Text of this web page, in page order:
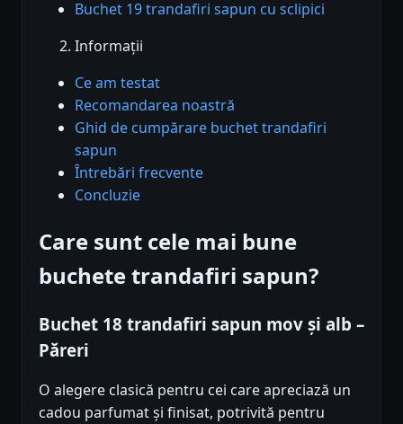
Buchet 19 trandafiri sapun cu sclipici
Informații
Ce am testat
Recomandarea noastră
Ghid de cumpărare buchet trandafiri
sapun
Întrebări frecvente
Concluzie
Care sunt cele mai bune
buchete trandafiri sapun?
Buchet 18 trandafiri sapun mov și alb –
Păreri
O alegere clasică pentru cei care apreciază un
cadou parfumat și finisat, potrivită pentru